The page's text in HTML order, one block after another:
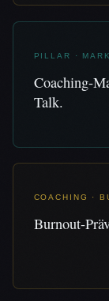
PILLAR ·
Coaching-
Talk.
COACHING ·
Burnout-